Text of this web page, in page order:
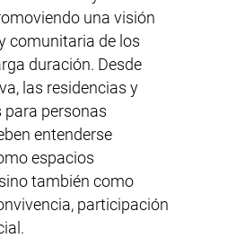
una visión
comunitaria de los
duración. Desde
las residencias y
personas
entenderse
espacios
también como
participación